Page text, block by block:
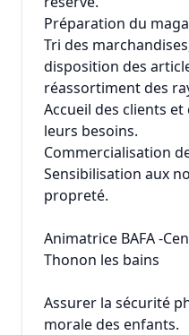
Préparation du
Tri des
disposition des
réassortiment des
Accueil des clients
leurs besoins.
Commercialisation
Sensibilisation aux
propreté.
Animatrice BAFA -
Thonon les bains
Assurer la sécurité
morale des enfants.